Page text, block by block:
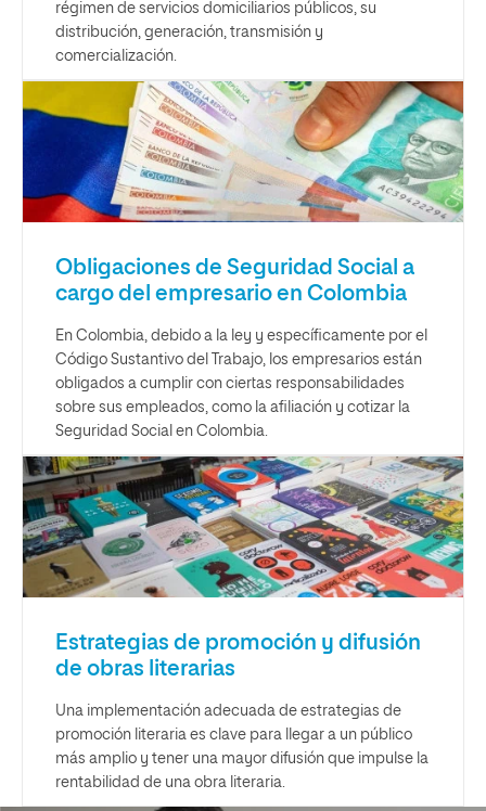
régimen de servicios domiciliarios públicos, su
distribución, generación, transmisión y
comercialización.
Obligaciones de Seguridad Social a
cargo del empresario en Colombia
En Colombia, debido a la ley y específicamente por el
Código Sustantivo del Trabajo, los empresarios están
obligados a cumplir con ciertas responsabilidades
sobre sus empleados, como la afiliación y cotizar la
Seguridad Social en Colombia.
Estrategias de promoción y difusión
de obras literarias
Una implementación adecuada de estrategias de
promoción literaria es clave para llegar a un público
más amplio y tener una mayor difusión que impulse la
rentabilidad de una obra literaria.